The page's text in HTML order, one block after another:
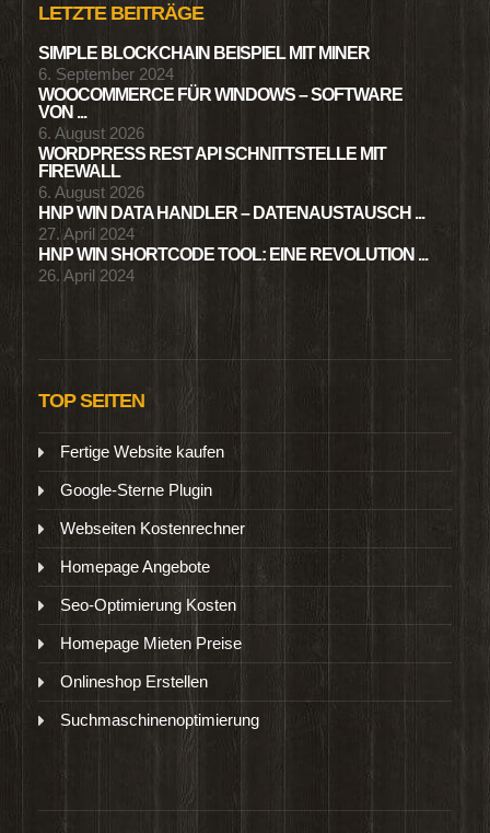
LETZTE BEITRÄGE
SIMPLE BLOCKCHAIN BEISPIEL MIT MINER
6. September 2024
WOOCOMMERCE FÜR WINDOWS – SOFTWARE
VON ...
6. August 2026
WORDPRESS REST API SCHNITTSTELLE MIT
FIREWALL
6. August 2026
HNP WIN DATA HANDLER – DATENAUSTAUSCH ...
27. April 2024
HNP WIN SHORTCODE TOOL: EINE REVOLUTION ...
26. April 2024
TOP SEITEN
Fertige Website kaufen
Google-Sterne Plugin
Webseiten Kostenrechner
Homepage Angebote
Seo-Optimierung Kosten
Homepage Mieten Preise
Onlineshop Erstellen
Suchmaschinenoptimierung